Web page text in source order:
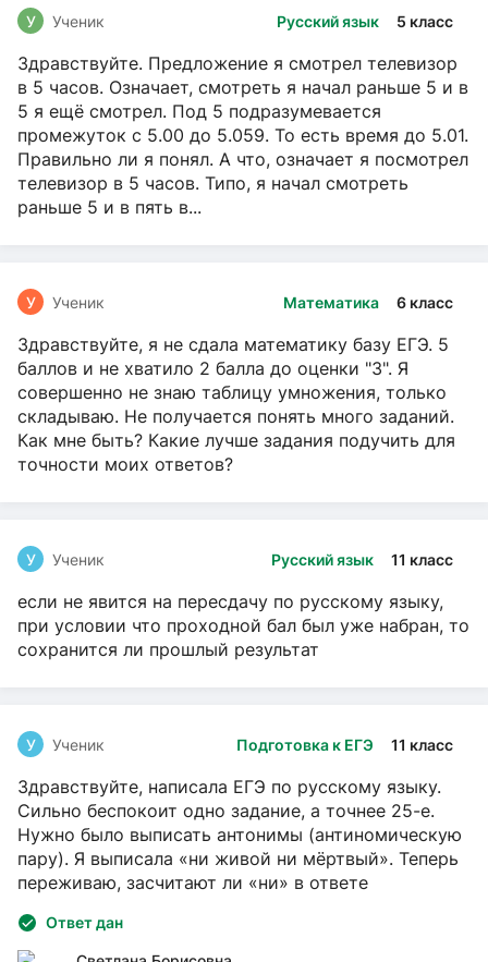
Русский язык 5 класс
У Ученик
Здравствуйте. Предложение я смотрел телевизор
в 5 часов. Означает, смотреть я начал раньше 5 и в
5 я ещё смотрел. Под 5 подразумевается
промежуток с 5.00 до 5.059. То есть время до 5.01.
Правильно ли я понял. А что, означает я посмотрел
телевизор в 5 часов. Типо, я начал смотреть
раньше 5 и в пять в...
Математика 6 класс
У Ученик
Здравствуйте, я не сдала математику базу ЕГЭ. 5
баллов и не хватило 2 балла до оценки "3". Я
совершенно не знаю таблицу умножения, только
складываю. Не получается понять много заданий.
Как мне быть? Какие лучше задания подучить для
точности моих ответов?
Русский язык 11 класс
У Ученик
если не явится на пересдачу по русскому языку,
при условии что проходной бал был уже набран, то
сохранится ли прошлый результат
Подготовка к ЕГЭ 11 класс
У Ученик
Здравствуйте, написала ЕГЭ по русскому языку.
Сильно беспокоит одно задание, а точнее 25-е.
Нужно было выписать антонимы (антиномическую
пару). Я выписала «ни живой ни мёртвый». Теперь
переживаю, засчитают ли «ни» в ответе
Ответ дан